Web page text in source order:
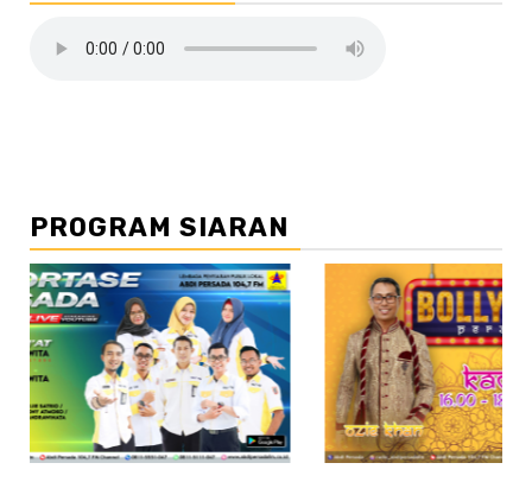
PROGRAM SIARAN
//2